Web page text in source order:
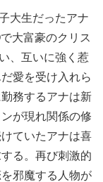
大生だったアナ
大富豪のクリス
、互いに強く惹
愛を受け入れら
務するアナは新
が現れ関係の修
ていたアナは喜
る。再び刺激的
邪魔する人物が